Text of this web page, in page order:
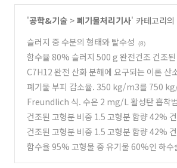
'공학&기술 > 폐기물처리기사' 카테고리
슬러지 중 수분의 형태와 탈수성
(8)
함수율 80% 슬러지 500 g 완전건조 건조
러지 중량(g)
(1)
C7H12 완전 산화 분해에 요구되는 이론 산
(0)
폐기물 부피 감소율. 350 kg/m3를 750
로 압축 (1)
Freundlich 식. 수은 2 mg/L 활성탄 흡착
1 mg/L 방류
(0)
건조된 고형분 비중 1.5 고형분 함량 42% 건
량 200 kg
(0)
건조된 고형분 비중 1.5 고형분 함량 42% 건
량 600 kg (1)
함수율 95% 고형물 중 유기물 60%인 하수